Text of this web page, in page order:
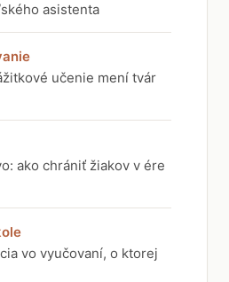
asistenta
učenie mení tvár
ako chrániť žiakov v ére
vo vyučovaní, o ktorej